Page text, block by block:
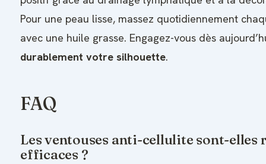
Pour une peau lisse, massez quotidiennement
avec une huile grasse. Engagez-vous dès
durablement votre silhouette.
FAQ
Les ventouses anti-cellulite sont-elles
efficaces ?